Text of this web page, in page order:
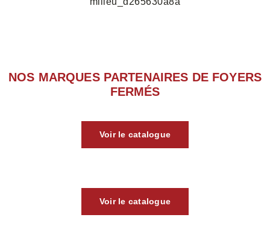
NOS MARQUES PARTENAIRES DE FOYERS
FERMÉS
Voir le catalogue
Voir le catalogue